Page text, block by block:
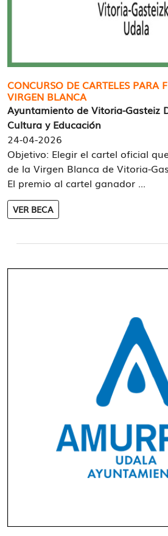
CONCURSO DE CARTELES PARA
VIRGEN BLANCA
Ayuntamiento de Vitoria-Gasteiz
Cultura y Educación
24-04-2026
Objetivo: Elegir el cartel oficial
de la Virgen Blanca de Vitoria-
El premio al cartel ganador ...
VER BECA